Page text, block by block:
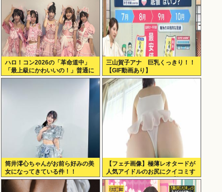
ハロ！コン2026の「革命道中」
「最上級にかわいいの！」普通に
好評www
三山賀子アナ 巨乳くっきり！！
【GIF動画あり】
筒井澪心ちゃんがお前ら好みの美
女になってきている件！！
【フェチ画像】極薄レオタードが
人気アイドルのお尻にクイコミす
ぎて危険 透け×尻フェチ【松岡里
英】